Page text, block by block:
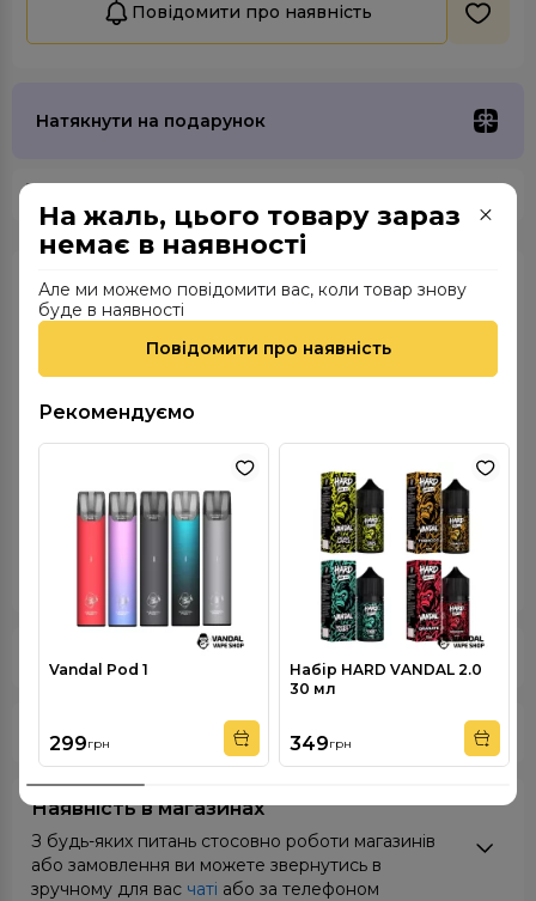
На жаль, цього товару зараз
немає в наявності
Але ми можемо повідомити вас, коли товар знову
буде в наявності
Повідомити про наявність
Рекомендуємо
Vandal Pod 1
299грн
Набір HARD VANDAL 2.0
30 мл
349грн
Повідомити про наявність
Натякнути на подарунок
Характеристики
Вид нікотину
Органічний
Країна виробника
Міцність нікотину
0 мг
Custard Vanguard
Відгуки
Наявність в магазинах
З будь-яких питань стосовно роботи магазинів
або замовлення ви можете звернутись в
зручному для вас чаті або за телефоном